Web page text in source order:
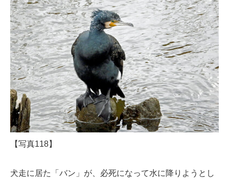
【写真118】
犬走に居た「バン」が、必死になって水に降りようとし